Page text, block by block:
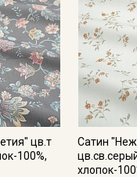
цв.т
100%,
Сатин
хлопок-